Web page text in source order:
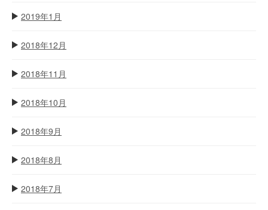
2019年1月
2018年12月
2018年11月
2018年10月
2018年9月
2018年8月
2018年7月